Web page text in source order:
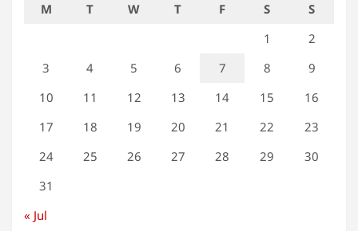
M
T W T F S
S
1
2
3
4 5 6 7 8
9
10
11 12 13 14 15
16
17
18 19 20 21 22
23
24
25 26 27 28 29
30
31
« Jul